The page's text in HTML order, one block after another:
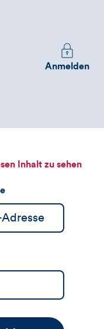
Melden
Sie
sehen
Anmelden
Inhalt zu sehen